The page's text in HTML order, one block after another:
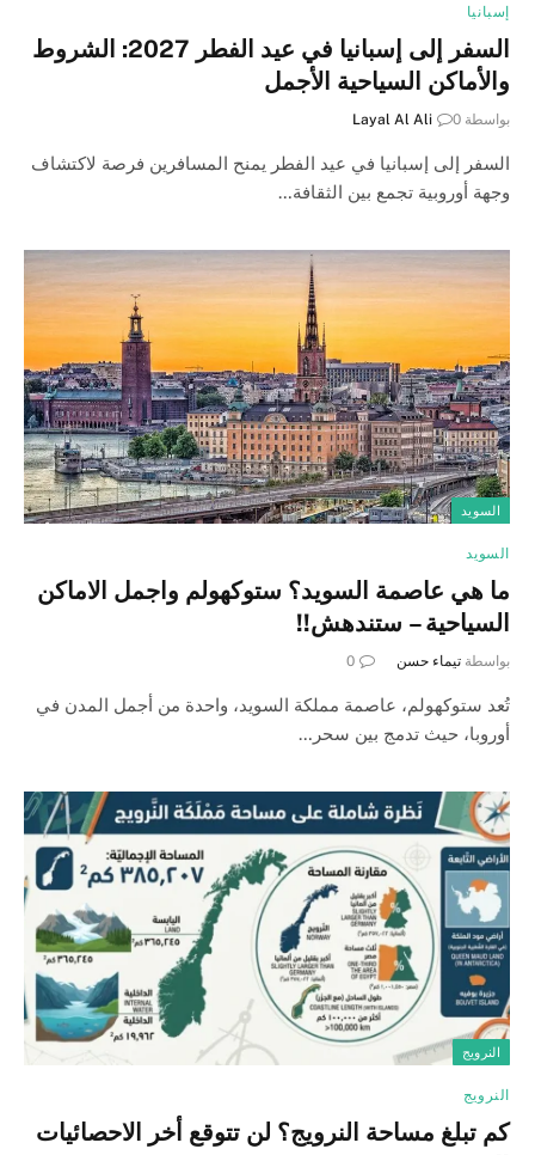
إسبانيا
السفر إلى إسبانيا في عيد الفطر 2027: الشروط
والأماكن السياحية الأجمل
بواسطة Layal Al Ali 0
السفر إلى إسبانيا في عيد الفطر يمنح المسافرين فرصة لاكتشاف
وجهة أوروبية تجمع بين الثقافة…
السويد
السويد
ما هي عاصمة السويد؟ ستوكهولم واجمل الاماكن
السياحية – ستندهش!!
بواسطة تيماء حسن 0
تُعد ستوكهولم، عاصمة مملكة السويد، واحدة من أجمل المدن في
أوروبا، حيث تدمج بين سحر…
النرويج
النرويج
كم تبلغ مساحة النرويج؟ لن تتوقع أخر الاحصائيات